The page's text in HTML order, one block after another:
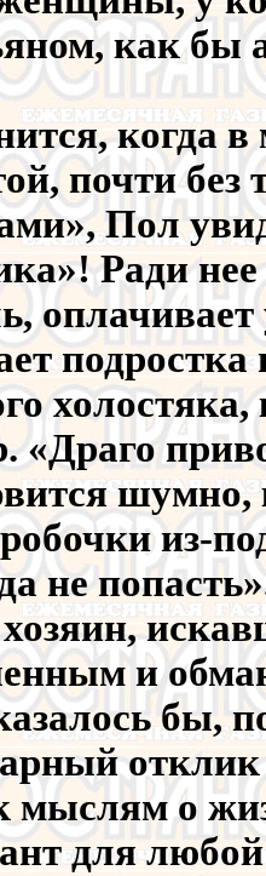
как бы
когда в
почти
Пол
Ради
оплачивает
«Драго
из-
не
и
бы,
мыслям о
для